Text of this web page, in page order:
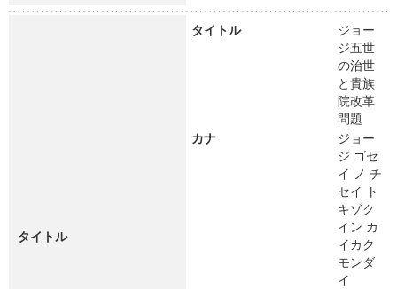
タイトル
タイトル
ジョー
ジ五世
の治世
と貴族
院改革
問題
カナ
ジョー
ジ ゴセ
イ ノ チ
セイ ト
キゾク
イン カ
イカク
モンダ
イ